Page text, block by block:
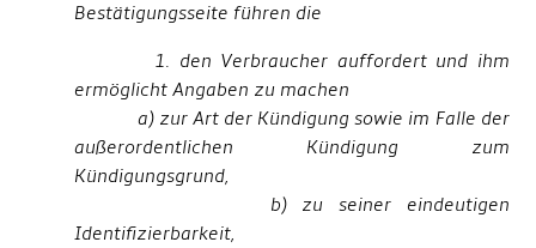
Bestätigungsseite führen die
1. den Verbraucher auffordert und ihm
ermöglicht Angaben zu machen
a) zur Art der Kündigung sowie im Falle der
außerordentlichen Kündigung zum
Kündigungsgrund,
b) zu seiner eindeutigen
Identifizierbarkeit,